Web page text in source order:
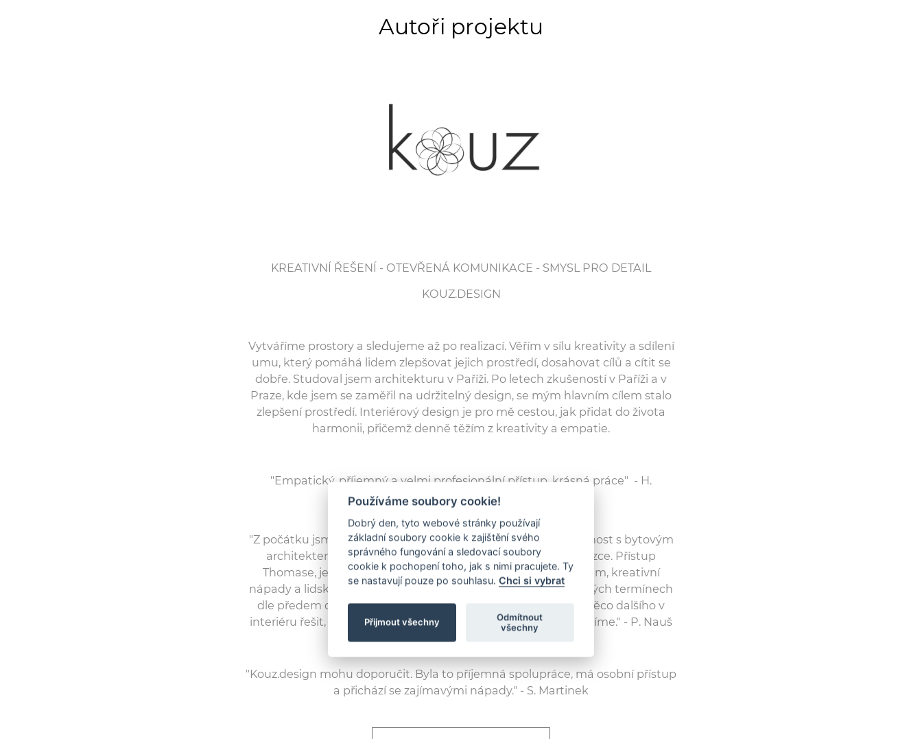
Autoři projektu
KREATIVNÍ ŘEŠENÍ - OTEVŘENÁ KOMUNIKACE - SMYSL PRO DETAIL
KOUZ.DESIGN
Vytváříme prostory a sledujeme až po realizací. Věřím v sílu kreativity a sdílení
umu, který pomáhá lidem zlepšovat jejich prostředí, dosahovat cílů a cítit se
dobře. Studoval jsem architekturu v Paříži. Po letech zkušeností v Paříži a v
Praze, kde jsem se zaměřil na udržitelný design, se mým hlavním cílem stalo
zlepšení prostředí. Interiérový design je pro mě cestou, jak přidat do života
harmonii, přičemž denně těžím z kreativity a empatie.
"Empatický, příjemný a velmi profesionální přístup, krásná práce" - H.
Zemánková
"Z počátku jsme byli trochu nervózní, byla to naše první zkušenost s bytovým
architektem. Veškeré obavy se ale rozplynuly po první schůzce. Přístup
Thomase, jeho snaha maximálně vyhovět našim požadavkům, kreativní
nápady a lidský přístup nás mile překvapil. Vše proběhlo v daných termínech
dle předem dohodnutých podmínek. Pokud budeme ještě něco dalšího v
interiéru řešit, určitě se opět na KOUZ.DESIGN s důvěrou obrátíme." - P. Nauš
"Kouz.design mohu doporučit. Byla to příjemná spolupráce, má osobní přístup
a přichází se zajímavými nápady." - S. Martinek
Používáme soubory cookie!
Dobrý den, tyto webové stránky používají
základní soubory cookie k zajištění svého
správného fungování a sledovací soubory
cookie k pochopení toho, jak s nimi pracujete. Ty
se nastavují pouze po souhlasu.Chci si vybrat
Přijmout všechny
Odmítnout
všechny